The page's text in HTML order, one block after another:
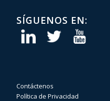
SÍGUENOS EN:
Contáctenos
Política de Privacidad